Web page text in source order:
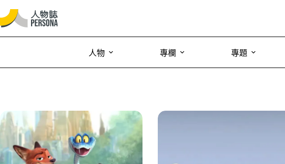
人物 專欄 專題